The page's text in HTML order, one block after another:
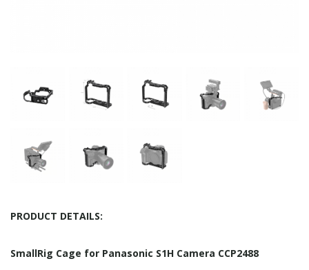
PRODUCT DETAILS:
SmallRig Cage for Panasonic S1H Camera CCP2488